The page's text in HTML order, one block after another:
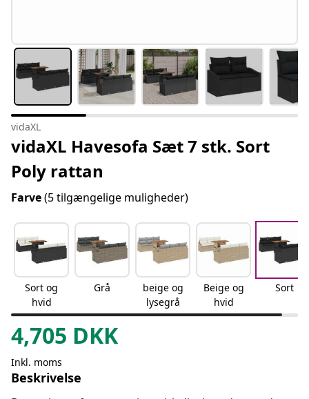
vidaXL
vidaXL Havesofa Sæt 7 stk. Sort
Poly rattan
Farve(5 tilgængelige muligheder)
Sort og
hvid
Grå
beige og
lysegrå
Beige og
hvid
Sort
4,705 DKK
Inkl. moms
Beskrivelse